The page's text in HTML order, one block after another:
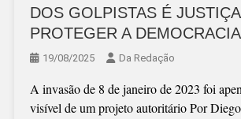
DOS GOLPISTAS É
PROTEGER A DEMOCRACIA
19/08/2025 Da Redação
A invasão de 8 de janeiro de 2023 foi
visível de um projeto autoritário Por